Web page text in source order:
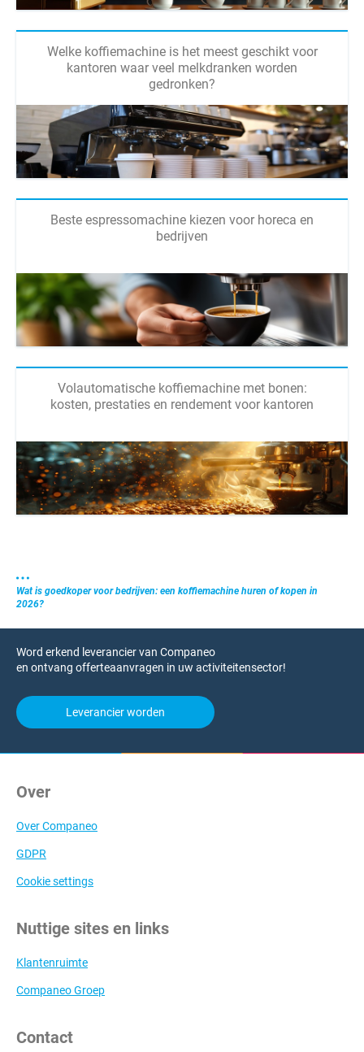
Welke koffiemachine is het meest geschikt voor
kantoren waar veel melkdranken worden
gedronken?
Beste espressomachine kiezen voor horeca en
bedrijven
Volautomatische koffiemachine met bonen:
kosten, prestaties en rendement voor kantoren
Wat is goedkoper voor bedrijven: een koffiemachine huren of kopen in
2026?
Word erkend leverancier van Companeo
en ontvang offerteaanvragen in uw activiteitensector!
Leverancier worden
Over
Over Companeo
GDPR
Cookie settings
Nuttige sites en links
Klantenruimte
Companeo Groep
Contact